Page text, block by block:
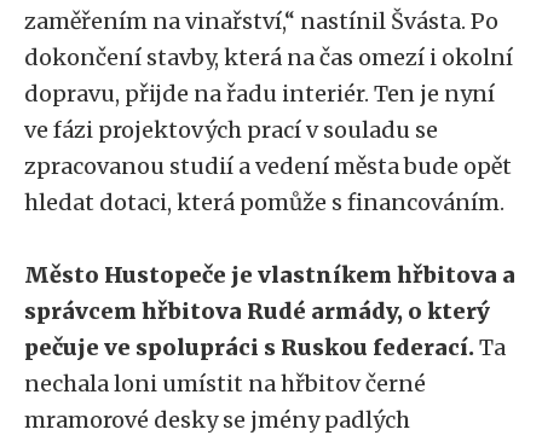
zaměřením na vinařství,“ nastínil Švásta. Po
dokončení stavby, která na čas omezí i okolní
dopravu, přijde na řadu interiér. Ten je nyní
ve fázi projektových prací v souladu se
zpracovanou studií a vedení města bude opět
hledat dotaci, která pomůže s financováním.
Město Hustopeče je vlastníkem hřbitova a
správcem hřbitova Rudé armády, o který
pečuje ve spolupráci s Ruskou federací.Ta
nechala loni umístit na hřbitov černé
mramorové desky se jmény padlých